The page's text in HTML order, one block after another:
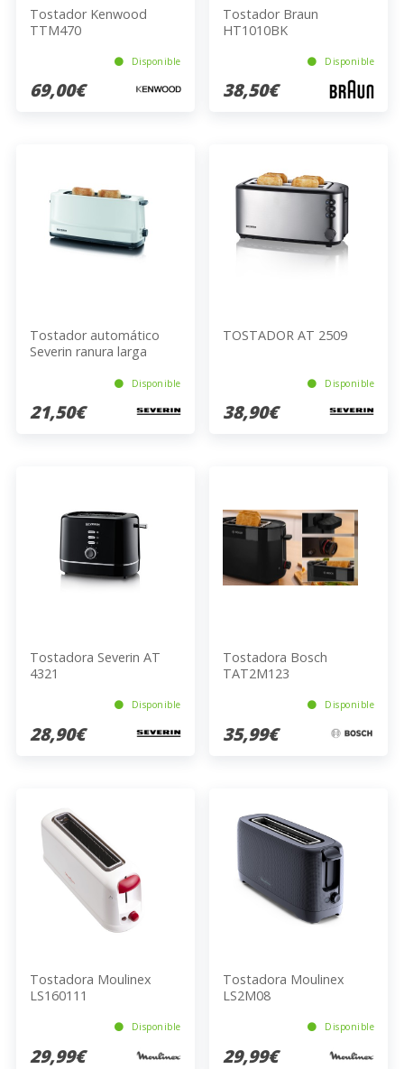
Tostador Kenwood
TTM470
Disponible
69,00€
Tostador Braun
HT1010BK
Disponible
38,50€
Tostador automático
Severin ranura larga
Disponible
21,50€
TOSTADOR AT 2509
Disponible
38,90€
Tostadora Severin AT
4321
Disponible
28,90€
Tostadora Bosch
TAT2M123
Disponible
35,99€
Tostadora Moulinex
LS160111
Disponible
29,99€
Tostadora Moulinex
LS2M08
Disponible
29,99€